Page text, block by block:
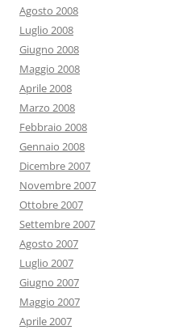
Agosto 2008
Luglio 2008
Giugno 2008
Maggio 2008
Aprile 2008
Marzo 2008
Febbraio 2008
Gennaio 2008
Dicembre 2007
Novembre 2007
Ottobre 2007
Settembre 2007
Agosto 2007
Luglio 2007
Giugno 2007
Maggio 2007
Aprile 2007